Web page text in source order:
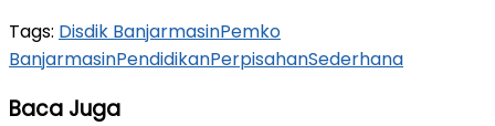
Tags: Disdik BanjarmasinPemko
BanjarmasinPendidikanPerpisahanSederhana
Baca Juga